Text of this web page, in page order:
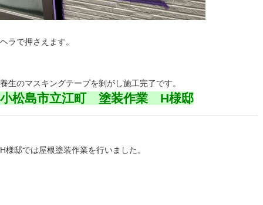
ヘラで押さえます。
養生のマスキングテープを剝がし施工完了です。
小松島市立江町 塗装作業 H様邸
H様邸では屋根塗装作業を行いました。